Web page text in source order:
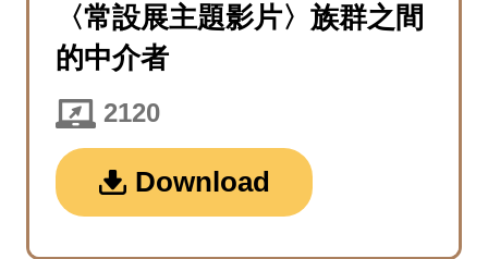
〈常設展主題影片〉族群之間
的中介者
2120
Download